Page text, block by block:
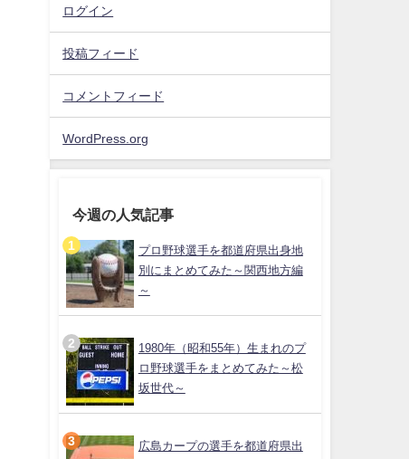
ログイン
投稿フィード
コメントフィード
WordPress.org
今週の人気記事
プロ野球選手を都道府県出身地
別にまとめてみた～関西地方編
～
1980年（昭和55年）生まれのプ
ロ野球選手をまとめてみた～松
坂世代～
広島カープの選手を都道府県出